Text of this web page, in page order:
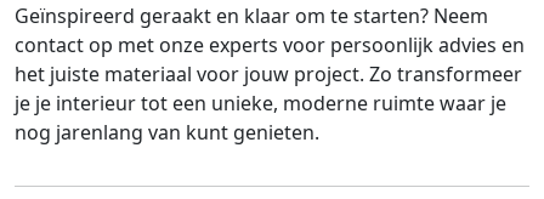
Geïnspireerd geraakt en klaar om te starten? Neem
contact op met onze experts voor persoonlijk advies en
het juiste materiaal voor jouw project. Zo transformeer
je je interieur tot een unieke, moderne ruimte waar je
nog jarenlang van kunt genieten.